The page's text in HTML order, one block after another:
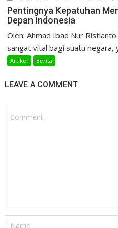
Pentingnya Kepatuhan
Depan Indonesia
Oleh: Ahmad Ibad Nur
sangat vital bagi suatu negara,
Artikel Berita
LEAVE A COMMENT